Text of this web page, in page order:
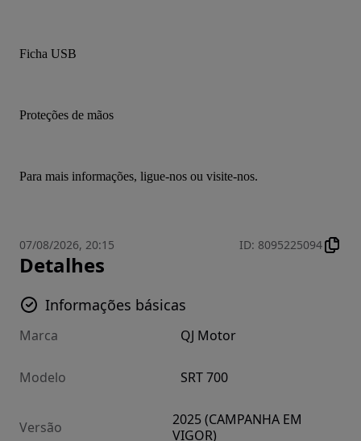
Ficha USB
Proteções de mãos
Para mais informações, ligue-nos ou visite-nos.
07/08/2026, 20:15 ID: 8095225094
Detalhes
Informações básicas
Marca QJ Motor
Modelo SRT 700
Versão
2025 (CAMPANHA EM
VIGOR)